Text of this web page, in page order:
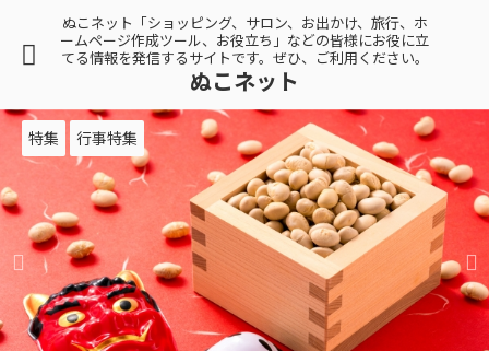
ぬこネット「ショッピング、サロン、お出かけ、旅行、ホ
ームページ作成ツール、お役立ち」などの皆様にお役に立
てる情報を発信するサイトです。ぜひ、ご利用ください。
ぬこネット
特集 行事特集